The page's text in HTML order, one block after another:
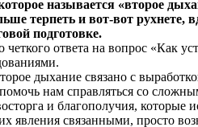
называется «второе
терпеть и вот-вот рухнете,
подготовке.
четкого ответа на вопрос «Как
дыхание связано с
нам справляться со
и благополучия,
явления связанными, просто